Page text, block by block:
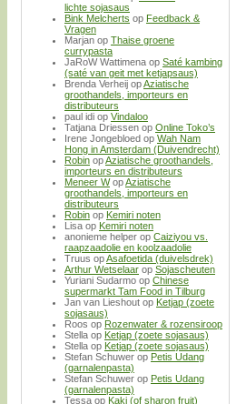
lichte sojasaus
Bink Melcherts op Feedback &
Vragen
Marjan op Thaise groene
currypasta
JaRoW Wattimena op Saté kambing
(saté van geit met ketjapsaus)
Brenda Verheij opAziatische
groothandels, importeurs en
distributeurs
paul idi op Vindaloo
Tatjana Driessen op Online Toko’s
Irene Jongebloed op Wah Nam
Hong in Amsterdam (Duivendrecht)
Robin opAziatische groothandels,
importeurs en distributeurs
Meneer WopAziatische
groothandels, importeurs en
distributeurs
Robin op Kemiri noten
Lisa op Kemiri noten
anonieme helper op Caiziyou vs.
raapzaadolie en koolzaadolie
Truus opAsafoetida (duivelsdrek)
Arthur Wetselaar op Sojascheuten
Yuriani Sudarmo op Chinese
supermarkt Tam Food in Tilburg
Jan van Lieshout op Ketjap (zoete
sojasaus)
Roos op Rozenwater & rozensiroop
Stella op Ketjap (zoete sojasaus)
Stella op Ketjap (zoete sojasaus)
Stefan Schuwer op Petis Udang
(garnalenpasta)
Stefan Schuwer op Petis Udang
(garnalenpasta)
Tessa op Kaki (of sharon fruit)